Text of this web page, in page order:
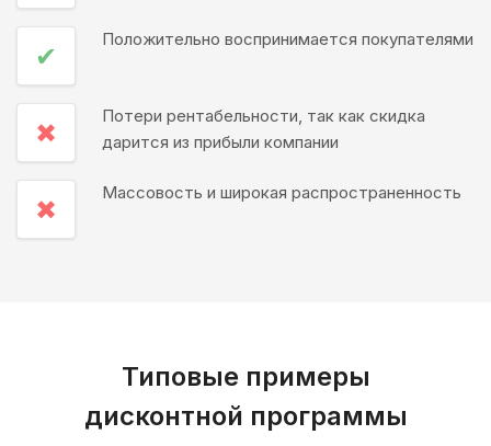
✔
Положительно воспринимается покупателями
✖
Потери рентабельности, так как скидка
дарится из прибыли компании
✖
Массовость и широкая распространенность
Типовые примеры
дисконтной программы